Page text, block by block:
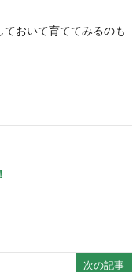
おいて育ててみるのも
次の記事